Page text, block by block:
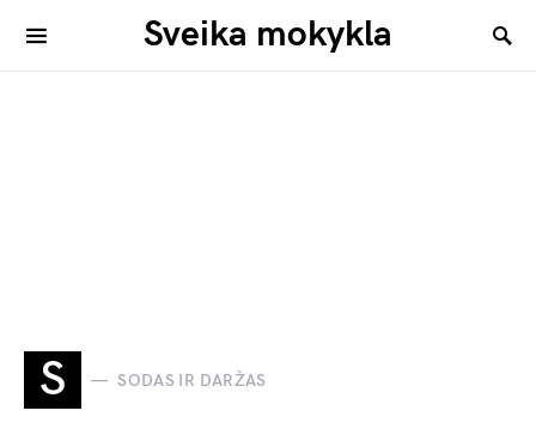
Sveika mokykla
S SODAS IR DARŽAS